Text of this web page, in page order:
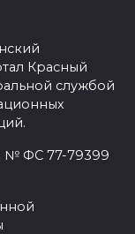
Красный
службой
№ ФС 77-79399